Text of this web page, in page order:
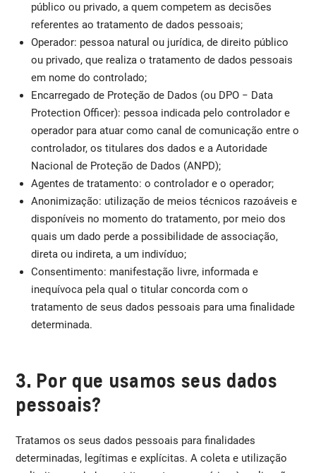
público ou privado, a quem competem as decisões
referentes ao tratamento de dados pessoais;
Operador: pessoa natural ou jurídica, de direito público
ou privado, que realiza o tratamento de dados pessoais
em nome do controlado;
Encarregado de Proteção de Dados (ou DPO − Data
Protection Officer): pessoa indicada pelo controlador e
operador para atuar como canal de comunicação entre o
controlador, os titulares dos dados e a Autoridade
Nacional de Proteção de Dados (ANPD);
Agentes de tratamento: o controlador e o operador;
Anonimização: utilização de meios técnicos razoáveis e
disponíveis no momento do tratamento, por meio dos
quais um dado perde a possibilidade de associação,
direta ou indireta, a um indivíduo;
Consentimento: manifestação livre, informada e
inequívoca pela qual o titular concorda com o
tratamento de seus dados pessoais para uma finalidade
determinada.
3. Por que usamos seus dados
pessoais?
Tratamos os seus dados pessoais para finalidades
determinadas, legítimas e explícitas. A coleta e utilização